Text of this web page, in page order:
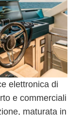
elettronica di
e commerciali
maturata in